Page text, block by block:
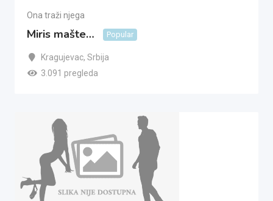
Ona traži njega
Miris mašte… Popular
Kragujevac, Srbija
3.091 pregleda